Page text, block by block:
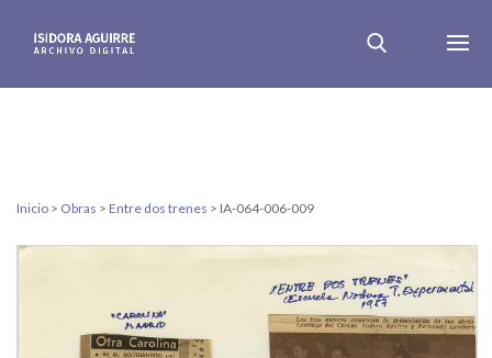
Inicio > Obras > Entre dos trenes > IA-064-006-009